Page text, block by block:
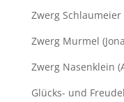
Zwerg
Zwerg Murmel
Zwerg Nasenklein
Glücks- und